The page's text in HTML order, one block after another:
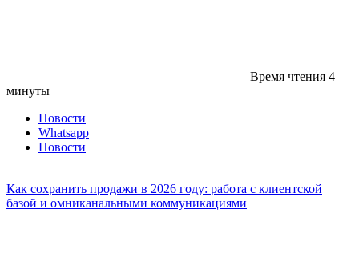
Время чтения 4
минуты
Новости
Whatsapp
Новости
Как сохранить продажи в 2026 году: работа с клиентской
базой и омниканальными коммуникациями